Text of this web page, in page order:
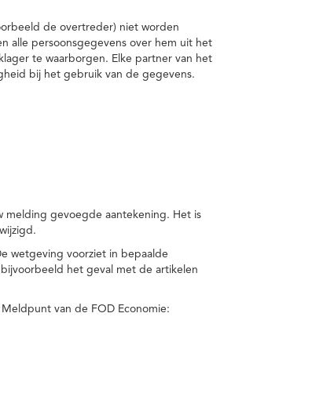
de overtreder) niet worden
alle persoonsgegevens over hem uit het
te waarborgen. Elke partner van het
bij het gebruik van de gegevens.
melding gevoegde aantekening. Het is
wetgeving voorziet in bepaalde
het geval met de artikelen
van de FOD Economie: